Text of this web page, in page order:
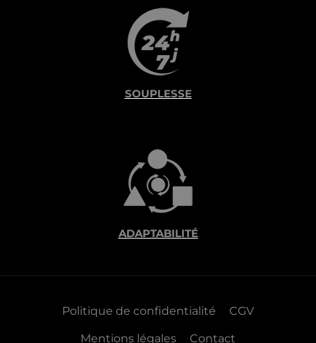
SOUPLESSE
ADAPTABILITÉ
Politique de confidentialité CGV
Mentions légales Contact